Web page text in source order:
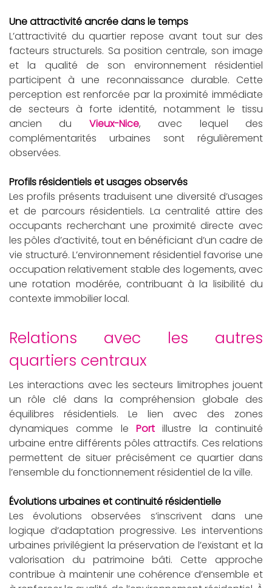
Une attractivité ancrée dans le temps
L’attractivité du quartier repose avant tout sur des
facteurs structurels. Sa position centrale, son image
et la qualité de son environnement résidentiel
participent à une reconnaissance durable. Cette
perception est renforcée par la proximité immédiate
de secteurs à forte identité, notamment le tissu
ancien du Vieux-Nice, avec lequel des
complémentarités urbaines sont régulièrement
observées.
Profils résidentiels et usages observés
Les profils présents traduisent une diversité d’usages
et de parcours résidentiels. La centralité attire des
occupants recherchant une proximité directe avec
les pôles d’activité, tout en bénéficiant d’un cadre de
vie structuré. L’environnement résidentiel favorise une
occupation relativement stable des logements, avec
une rotation modérée, contribuant à la lisibilité du
contexte immobilier local.
relations avec les autres
quartiers centraux
Les interactions avec les secteurs limitrophes jouent
un rôle clé dans la compréhension globale des
équilibres résidentiels. Le lien avec des zones
dynamiques comme le Port illustre la continuité
urbaine entre différents pôles attractifs. Ces relations
permettent de situer précisément ce quartier dans
l’ensemble du fonctionnement résidentiel de la ville.
Évolutions urbaines et continuité résidentielle
Les évolutions observées s’inscrivent dans une
logique d’adaptation progressive. Les interventions
urbaines privilégient la préservation de l’existant et la
valorisation du patrimoine bâti. Cette approche
contribue à maintenir une cohérence d’ensemble et